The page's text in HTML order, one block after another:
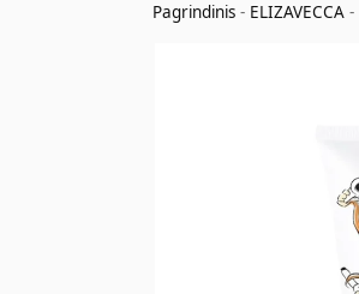
Pagrindinis - ELIZAVECCA -